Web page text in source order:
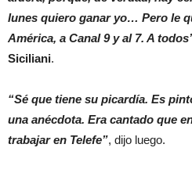
lunes quiero ganar yo… Pero le
América, a Canal 9 y al 7. A
Siciliani.
“Sé que tiene su picardía. Es
una anécdota. Era cantado que
trabajar en Telefe”, dijo luego.